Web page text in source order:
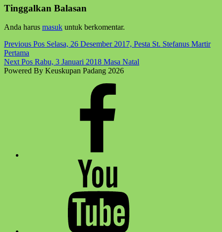
Skip
back
to
main
navigation
Tinggalkan Balasan
Anda harus masuk untuk berkomentar.
Post
navigation
Previous Pos Selasa, 26 Desember 2017, Pesta St. Stefanus Martir
Pertama
Next Pos Rabu, 3 Januari 2018 Masa Natal
Powered By Keuskupan Padang 2026